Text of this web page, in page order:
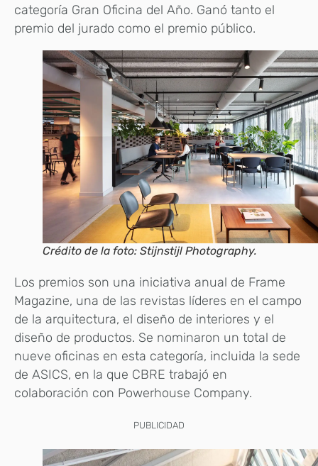
categoría Gran Oficina del Año. Ganó tanto el
premio del jurado como el premio público.
Crédito de la foto: Stijnstijl Photography.
Los premios son una iniciativa anual de Frame
Magazine, una de las revistas líderes en el campo
de la arquitectura, el diseño de interiores y el
diseño de productos. Se nominaron un total de
nueve oficinas en esta categoría, incluida la sede
de ASICS, en la que CBRE trabajó en
colaboración con Powerhouse Company.
PUBLICIDAD